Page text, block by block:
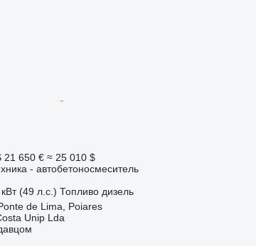
21 650 € ≈ 25 010 $
- автобетоносмеситель
(49 л.с.) Топливо дизель
de Lima, Poiares
Unip Lda